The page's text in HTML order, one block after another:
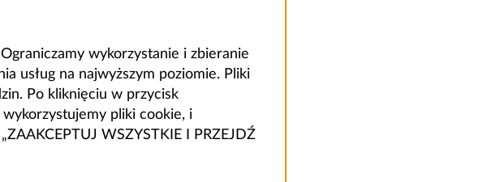
wykorzystanie i zbieranie
usług na najwyższym poziomie. Pliki
Po kliknięciu w przycisk
pliki cookie, i
WSZYSTKIE I PRZEJDŹ